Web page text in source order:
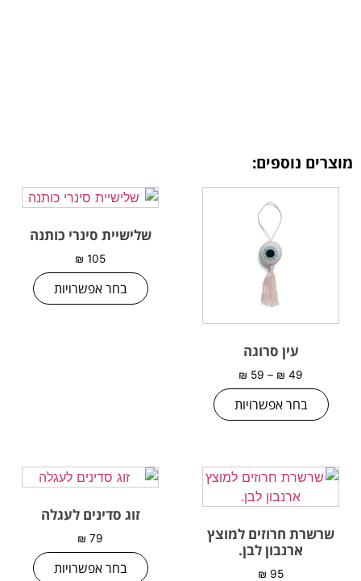
מוצרים נוספים:
עין סרוגה
₪ 49
–
₪ 59
בחר אפשרויות
שלישיית סינרי כותנה
₪ 105
בחר אפשרויות
שרשרת חרוזים למוצץ
ארנבון לבן.
₪ 95
זוג סדינים לעגלה
₪ 79
בחר אפשרויות